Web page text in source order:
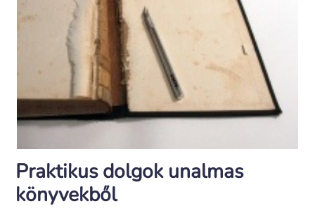
Praktikus dolgok unalmas
könyvekből